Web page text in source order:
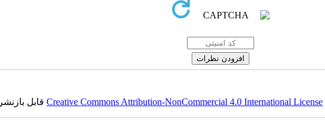
Creative Commons Attribution-NonCommercial 4.0 International Licenseقابل